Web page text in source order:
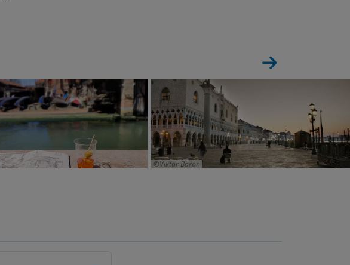
Viktor Baron